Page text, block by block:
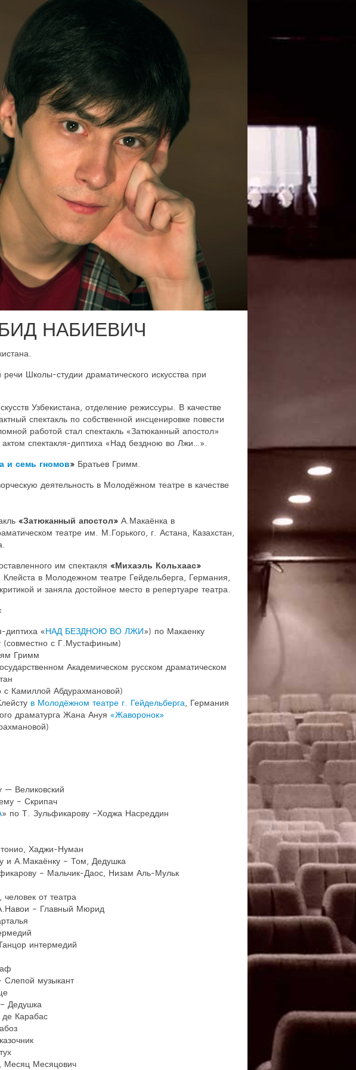
НАБИЕВИЧ
Школы-студии драматического искусства при
Узбекистана, отделение режиссуры. В качестве
спектакль по собственной инсценировке повести
работой стал спектакль «Затюканный апостол»
спектакля-диптиха «Над бездною во Лжи…».
и семь гномов» Братьев Гримм.
деятельность в Молодёжном театре в качестве
«Затюканный апостол» А.Макаёнка в
театре им. М.Горького, г. Астана, Казахстан,
им спектакля «Михаэль Кольхаас»
в Молодежном театре Гейдельберга, Германия,
и заняла достойное место в репертуаре театра.
диптиха «НАД БЕЗДНОЮ ВО ЛЖИ ») по Макаенку
(совместно с Г.Мустафиным)
Гримм
Академическом русском драматическом
с Камиллой Абдурахмановой)
в Молодёжном театре г. Гейдельберга, Германия
драматурга Жана Ануя «Жаворонок»
— Великовский
– Скрипач
» по Т. Зульфикарову –Ходжа Насреддин
Хаджи-Нуман
и А.Макаёнку – Том, Дедушка
– Мальчик-Даос, Низам Аль-Мульк
от театра
– Главный Мюрид
интермедий
музыкант
Дедушка
Карабас
Месяц Месяцович